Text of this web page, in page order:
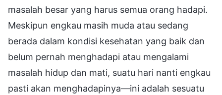
masalah besar yang harus semua orang hadapi.
Meskipun engkau masih muda atau sedang
berada dalam kondisi kesehatan yang baik dan
belum pernah menghadapi atau mengalami
masalah hidup dan mati, suatu hari nanti engkau
pasti akan menghadapinya—ini adalah sesuatu